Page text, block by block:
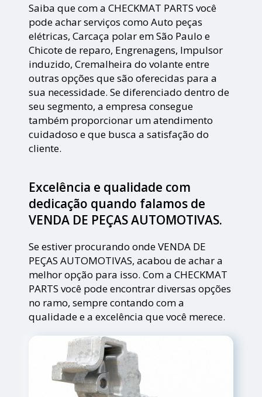
Saiba que com a CHECKMAT PARTS você
pode achar serviços como Auto peças
elétricas, Carcaça polar em São Paulo e
Chicote de reparo, Engrenagens, Impulsor
induzido, Cremalheira do volante entre
outras opções que são oferecidas para a
sua necessidade. Se diferenciado dentro de
seu segmento, a empresa consegue
também proporcionar um atendimento
cuidadoso e que busca a satisfação do
cliente.
Excelência e qualidade com
dedicação quando falamos de
VENDA DE PEÇAS AUTOMOTIVAS.
Se estiver procurando onde VENDA DE
PEÇAS AUTOMOTIVAS, acabou de achar a
melhor opção para isso. Com a CHECKMAT
PARTS você pode encontrar diversas opções
no ramo, sempre contando com a
qualidade e a excelência que você merece.